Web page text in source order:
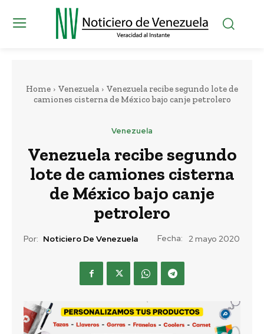
Home Venezuela
Venezuela recibe segundo lote de
camiones cisterna de México bajo canje petrolero
Venezuela
Venezuela recibe segundo
lote de camiones cisterna
de México bajo canje
petrolero
Por: Noticiero De Venezuela Fecha: 2 mayo 2020